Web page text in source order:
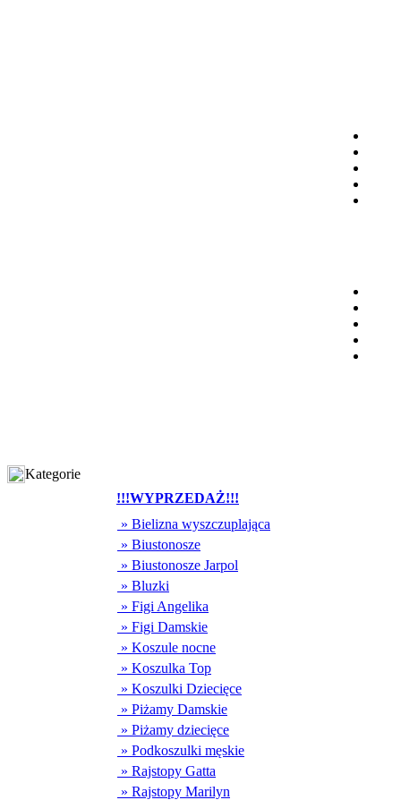
Kategorie
!!!WYPRZEDAŻ!!!
» Bielizna wyszczuplająca
» Biustonosze
» Biustonosze Jarpol
» Bluzki
» Figi Angelika
» Figi Damskie
» Koszule nocne
» Koszulka Top
» Koszulki Dziecięce
» Piżamy Damskie
» Piżamy dziecięce
» Podkoszulki męskie
» Rajstopy Gatta
» Rajstopy Marilyn